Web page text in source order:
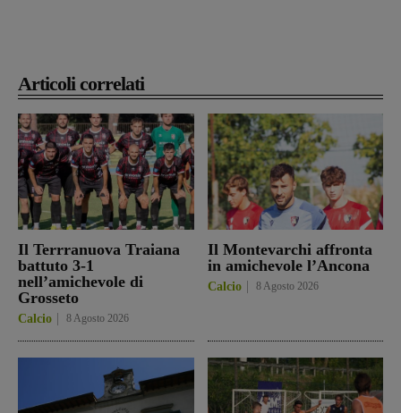
Articoli correlati
Il Terrranuova Traiana
battuto 3-1
nell’amichevole di
Grosseto
Calcio 8 Agosto 2026
Il Montevarchi affronta
in amichevole l’Ancona
Calcio 8 Agosto 2026